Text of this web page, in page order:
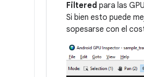
Filtered para las
Si bien esto puede
sopesarse con el